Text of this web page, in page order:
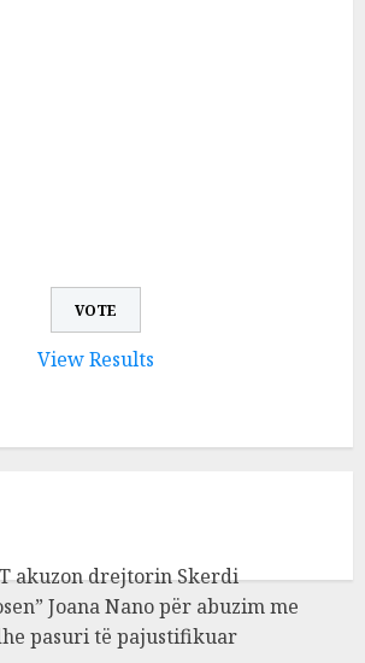
View Results
akuzon drejtorin Skerdi
Joana Nano për abuzim me
pasuri të pajustifikuar